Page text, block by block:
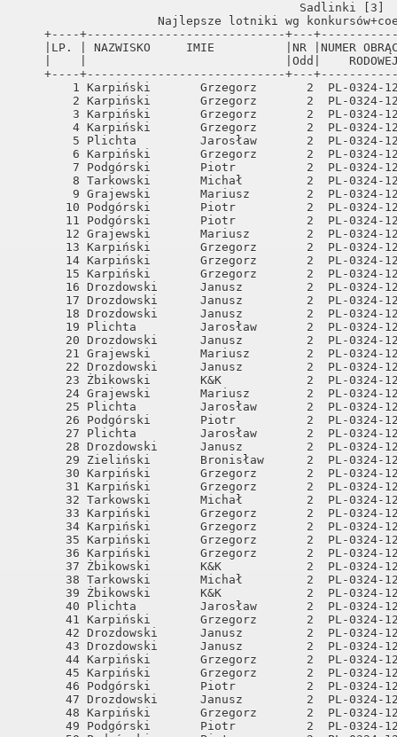
+----
|LP. | NAZWISKO     IMIE
|    |
+----
1 Karpiński
2 Karpiński
3 Karpiński
4 Karpiński
5 Plichta
6 Karpiński
7 Podgórski
8 Tarkowski
9 Grajewski
10 Podgórski
11 Podgórski
12 Grajewski
13 Karpiński
14 Karpiński
15 Karpiński
16 Drozdowski
17 Drozdowski
18 Drozdowski
19 Plichta
20 Drozdowski
21 Grajewski
22 Drozdowski
23 Żbikowski
24 Grajewski
25 Plichta
26 Podgórski
27 Plichta
28 Drozdowski
29 Zieliński
30 Karpiński
31 Karpiński
32 Tarkowski
33 Karpiński
34 Karpiński
35 Karpiński
36 Karpiński
37 Żbikowski
38 Tarkowski
39 Żbikowski
40 Plichta
41 Karpiński
42 Drozdowski
43 Drozdowski
44 Karpiński
45 Karpiński
46 Podgórski
47 Drozdowski
48 Karpiński
49 Podgórski